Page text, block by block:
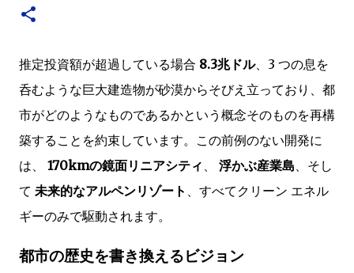
推定投資額が超過している場合 8.3兆ドル、3 つの息を
呑むような巨大建造物が砂漠からそびえ立っており、都
市がどのようなものであるかという概念そのものを再構
築することを約束しています。この前例のない開発に
は、 170kmの鏡面リニアシティ 、 浮かぶ産業島、そし
て 未来的なアルペンリゾート 、すべてクリーン エネル
ギーのみで駆動されます。
都市の歴史を書き換えるビジョン